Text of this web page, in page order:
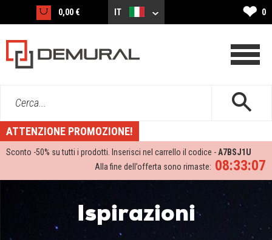
0,00 € IT ❤ 0
Cerca...
ATTENZIONE PROMOZIONE!
Sconto -50% su tutti i prodotti. Inserisci nel carrello il codice -A7BSJ1U
08:33:06
Alla fine dell’offerta sono rimaste:
Ispirazioni